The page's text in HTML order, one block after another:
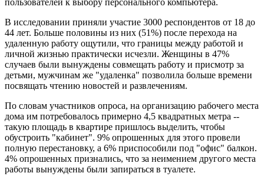
В исследовании приняли участие 3000 респондентов от 18 до
44 лет. Больше половины из них (51%) после перехода на
удаленную работу ощутили, что границы между работой и
личной жизнью практически исчезли. Женщины в 47%
случаев были вынуждены совмещать работу и присмотр за
детьми, мужчинам же "удаленка" позволила больше времени
посвящать чтению новостей и развлечениям.
По словам участников опроса, на организацию рабочего места
дома им потребовалось примерно 4,5 квадратных метра --
такую площадь в квартире пришлось выделить, чтобы
обустроить "кабинет". 9% опрошенных для этого провели
полную перестановку, а 6% приспособили под "офис" балкон.
4% опрошенных признались, что за неимением другого места
работы вынуждены были запираться в туалете.